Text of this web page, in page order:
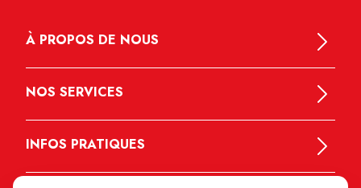
À PROPOS DE NOUS
NOS SERVICES
INFOS PRATIQUES